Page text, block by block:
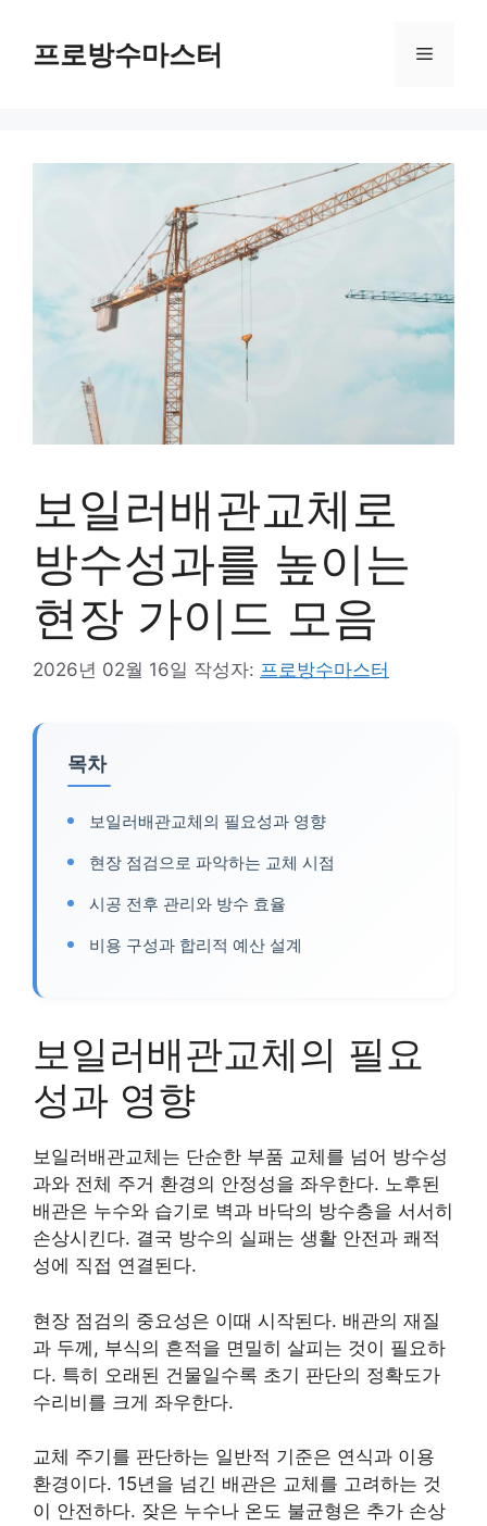
프로방수마스터 메
보일러배관교체로
방수성과를 높이는
현장 가이드 모음
2026년 02월 16일 작성자: 프로방수마스터
목차
보일러배관교체의 필요성과 영향
현장 점검으로 파악하는 교체 시점
시공 전후 관리와 방수 효율
비용 구성과 합리적 예산 설계
보일러배관교체의 필요
성과 영향
보일러배관교체는 단순한 부품 교체를 넘어 방수성
과와 전체 주거 환경의 안정성을 좌우한다. 노후된
배관은 누수와 습기로 벽과 바닥의 방수층을 서서히
손상시킨다. 결국 방수의 실패는 생활 안전과 쾌적
성에 직접 연결된다.
현장 점검의 중요성은 이때 시작된다. 배관의 재질
과 두께, 부식의 흔적을 면밀히 살피는 것이 필요하
다. 특히 오래된 건물일수록 초기 판단의 정확도가
수리비를 크게 좌우한다.
교체 주기를 판단하는 일반적 기준은 연식과 이용
환경이다. 15년을 넘긴 배관은 교체를 고려하는 것
이 안전하다. 잦은 누수나 온도 불균형은 추가 손상